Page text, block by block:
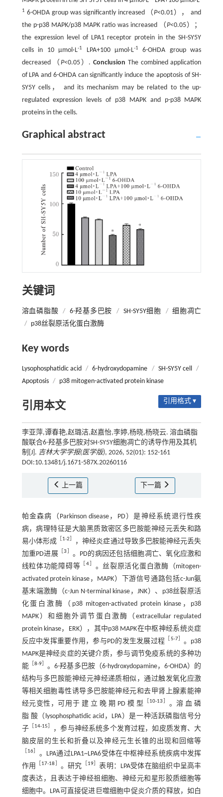
1 6-OHDA group was significantly increased （P<0.01）， and
the p-p38 MAPK/p38 MAPK ratio was increased （P<0.05）；
the expression level of LPA1 receptor protein in the SH-SY5Y
cells in 10 μmol·L-1 LPA+100 μmol·L-1
6-OHDA group was
decreased （P<0.05）.Conclusion The combined application
of LPA and 6-OHDA can significantly induce the apoptosis of SH-
SY5Y cells， and its mechanism may be related to the up-
regulated expression levels of p38 MAPK and p-p38 MAPK
proteins in the cells.
Graphical abstract
关键词
溶血磷脂酸 / 6-羟基多巴胺 / SH-SY5Y细胞 / 细胞凋亡
/
p38丝裂原活化蛋白激酶
Key words
Lysophosphatidic acid / 6-hydroxydopamine / SH-SY5Y cell
/
Apoptosis / p38 mitogen-activated protein kinase
引用本文 引用格式 ▾
李亚萍,谭春艳,赵璐洁,赵嘉怡,李婷,杨晓,杨晓云. 溶血磷脂
酸联合6-羟基多巴胺对SH-SY5Y细胞凋亡的诱导作用及其机
制[J]. 吉林大学学报(医学版), 2026, 52(01): 152-161
DOI:10.13481/j.1671-587X.20260116
上一篇 下一篇
帕金森病（Parkinson disease，PD）是神经系统退行性疾
病，病理特征是大脑黑质致密区多巴胺能神经元丢失和路
易小体形成［1-2］
，神经炎症通过导致多巴胺能神经元丢失
加重PD进展 ［3］ 。PD的病因还包括细胞凋亡、氧化应激和
线粒体功能障碍等 ［4］ 。丝裂原活化蛋白激酶（mitogen-
activated protein kinase，MAPK）下游信号通路包括c-Jun氨
基末端激酶（c-Jun N-terminal kinase，JNK）、p38丝裂原活
化蛋白激酶（p38 mitogen-activated protein kinase，p38
MAPK）和细胞外调节蛋白激酶（extracellular regulated
protein kinase，ERK），其中p38 MAPK在中枢神经系统炎症
反应中发挥重要作用，参与PD的发生发展过程 ［5-7］ 。p38
MAPK是神经炎症的关键介质，参与调节免疫系统的多种功
能［8-9］ 。6-羟基多巴胺（6-hydroxydopamine，6-OHDA）的
结构与多巴胺能神经元神经递质相似，通过触发氧化应激
等相关细胞毒性诱导多巴胺能神经元和去甲肾上腺素能神
经元变性，可用于 建 立 晚 期 PD 模 型
［10-13］ 。溶 血 磷
脂 酸（lysophosphatidic acid，LPA）是一种活跃磷脂信号分
子 ［14-15］
，参与神经系统多个发育过程，如皮质发育、大
脑皮层的生长和折叠以及神经元生长锥的出现和回缩等
［16］ 。LPA通过LPA1~LPA6受体在中枢神经系统疾病中发挥
作用
［17-18］ 。研究 ［19］ 表明：LPA受体在脑组织中呈高丰
度表达，且表达于神经祖细胞、神经元和星形胶质细胞等
细胞中。LPA可直接促进巨噬细胞中促炎介质的释放，如白